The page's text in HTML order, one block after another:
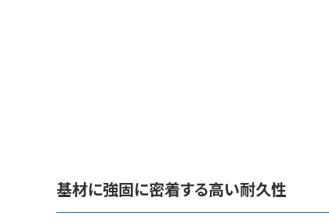
基材に強固に密着する高い耐久性